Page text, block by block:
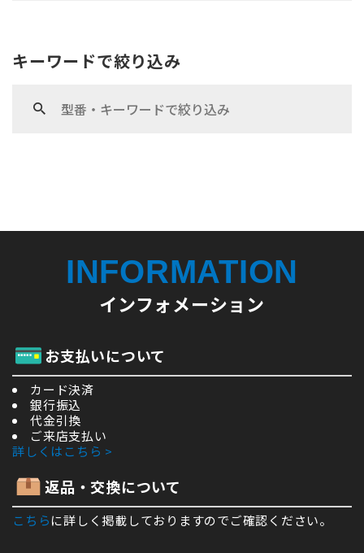
キーワードで絞り込み
INFORMATION
インフォメーション
お支払いについて
カード決済
銀行振込
代金引換
ご来店支払い
詳しくはこちら >
返品・交換について
こちらに詳しく掲載しておりますのでご確認ください。